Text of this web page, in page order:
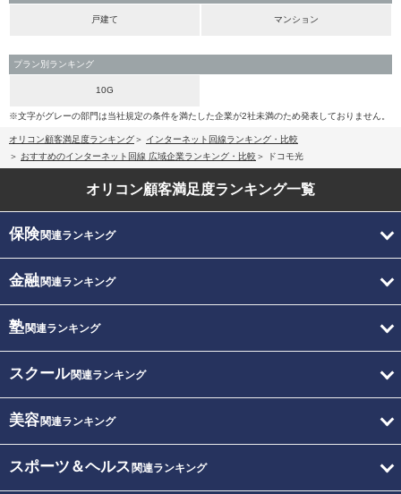
戸建て マンション
プラン別ランキング
10G
※文字がグレーの部門は当社規定の条件を満たした企業が2社未満のため発表しておりません。
オリコン顧客満足度ランキング
インターネット回線ランキング・比較
おすすめのインターネット回線 広域企業ランキング・比較
ドコモ光
オリコン顧客満足度ランキング一覧
保険関連ランキング
金融関連ランキング
塾関連ランキング
スクール関連ランキング
美容関連ランキング
スポーツ＆ヘルス 関連ランキング